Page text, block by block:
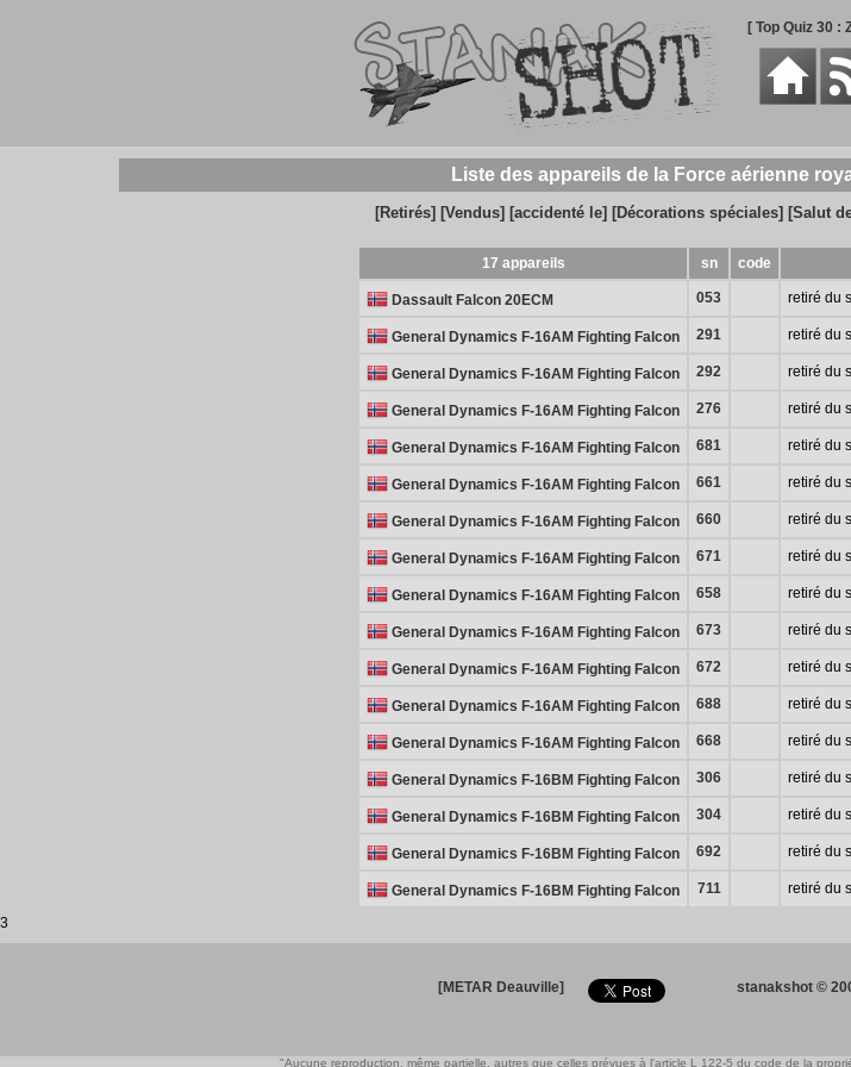
[ Top Quiz 30 :
Liste des appareils de la Force aérienne
[Retirés] [Vendus] [accidenté le] [Décorations spéciales] [Salut
17 appareils sn code
Dassault Falcon 20ECM 053 retiré du
General Dynamics F-16AM Fighting Falcon 291 retiré du
General Dynamics F-16AM Fighting Falcon 292 retiré du
General Dynamics F-16AM Fighting Falcon 276 retiré du
General Dynamics F-16AM Fighting Falcon 681 retiré du
General Dynamics F-16AM Fighting Falcon 661 retiré du
General Dynamics F-16AM Fighting Falcon 660 retiré du
General Dynamics F-16AM Fighting Falcon 671 retiré du
General Dynamics F-16AM Fighting Falcon 658 retiré du
General Dynamics F-16AM Fighting Falcon 673 retiré du
General Dynamics F-16AM Fighting Falcon 672 retiré du
General Dynamics F-16AM Fighting Falcon 688 retiré du
General Dynamics F-16AM Fighting Falcon 668 retiré du
General Dynamics F-16BM Fighting Falcon 306 retiré du
General Dynamics F-16BM Fighting Falcon 304 retiré du
General Dynamics F-16BM Fighting Falcon 692 retiré du
General Dynamics F-16BM Fighting Falcon 711 retiré du
3
[METAR Deauville] stanakshot ©
"Aucune reproduction, même partielle, autres que celles prévues à l'article L 122-5 du code de la